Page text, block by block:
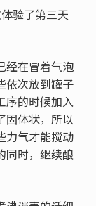
验了第三天
经在冒着气泡
依次放到罐子
序的时候加入
固体状，所以
力气才能搅动
同时，继续酿